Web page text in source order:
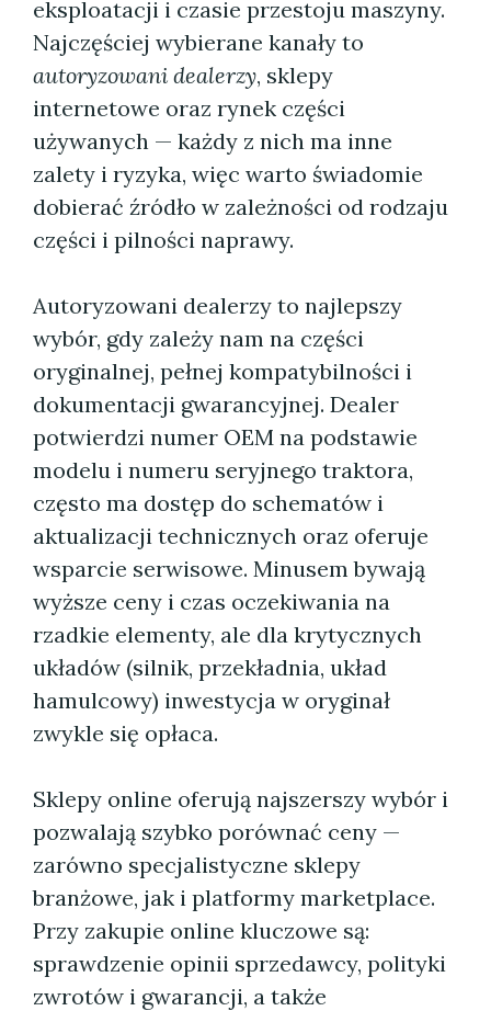
eksploatacji i czasie przestoju maszyny.
Najczęściej wybierane kanały to
autoryzowani dealerzy, sklepy
internetowe oraz rynek części
używanych — każdy z nich ma inne
zalety i ryzyka, więc warto świadomie
dobierać źródło w zależności od rodzaju
części i pilności naprawy.
Autoryzowani dealerzy to najlepszy
wybór, gdy zależy nam na części
oryginalnej, pełnej kompatybilności i
dokumentacji gwarancyjnej. Dealer
potwierdzi numer OEM na podstawie
modelu i numeru seryjnego traktora,
często ma dostęp do schematów i
aktualizacji technicznych oraz oferuje
wsparcie serwisowe. Minusem bywają
wyższe ceny i czas oczekiwania na
rzadkie elementy, ale dla krytycznych
układów (silnik, przekładnia, układ
hamulcowy) inwestycja w oryginał
zwykle się opłaca.
Sklepy online oferują najszerszy wybór i
pozwalają szybko porównać ceny —
zarówno specjalistyczne sklepy
branżowe, jak i platformy marketplace.
Przy zakupie online kluczowe są:
sprawdzenie opinii sprzedawcy, polityki
zwrotów i gwarancji, a także